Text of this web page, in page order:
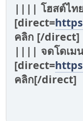
|||| โฮสต์ไท
[direct=
คลิก [/direct]
|||| จดโดเม
[direct=
คลิก[/direct]